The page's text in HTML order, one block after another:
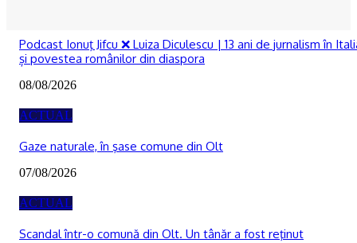
Podcast Ionuţ Jifcu ❌ Luiza Diculescu | 13 ani de jurnalism în
și povestea românilor din diaspora
08/08/2026
ACTUAL
Gaze naturale, în şase comune din Olt
07/08/2026
ACTUAL
Scandal într-o comună din Olt. Un tânăr a fost reţinut